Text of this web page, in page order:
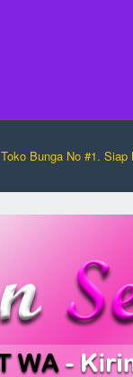
Toko Bunga No #1.